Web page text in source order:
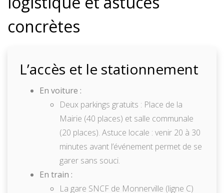
concrètes
L’accès et le stationnement
En voiture :
Deux parkings gratuits : Place de la
Mairie (40 places) et salle communale
(20 places). Astuce locale : venir 20 à 30
minutes avant l’événement permet de se
garer sans souci.
En train :
La gare SNCF de Monnerville (ligne C)